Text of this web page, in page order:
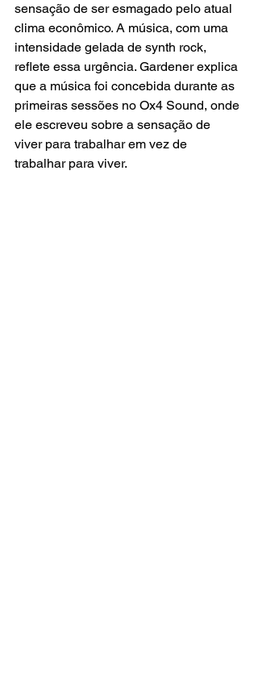
sensação de ser esmagado pelo atual
clima econômico. A música, com uma
intensidade gelada de synth rock,
reflete essa urgência. Gardener explica
que a música foi concebida durante as
primeiras sessões no Ox4 Sound, onde
ele escreveu sobre a sensação de
viver para trabalhar em vez de
trabalhar para viver.